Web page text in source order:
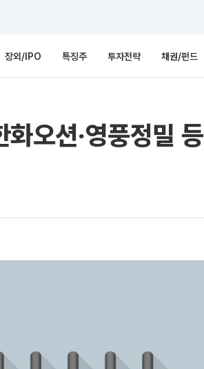
장외/IPO 특징주 투자전략 채권/펀드
오션‧영풍정밀 등